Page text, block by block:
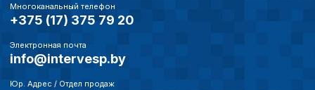
Многоканальный телефон
+375 (17) 375 79 20
Электронная почта
info@intervesp.by
Юр. Адрес / Отдел продаж